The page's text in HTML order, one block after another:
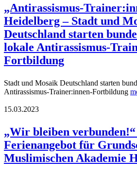
„Antirassismus-
Heidelberg – Stadt und
Deutschland starten
lokale Antirassismus-
Fortbildung
Stadt und Mosaik Deutschland starten
Antirassismus-Trainer:innen-Fortbildung
15.03.2023
„Wir bleiben verbunden!“
Ferienangebot für
Muslimischen Akademie